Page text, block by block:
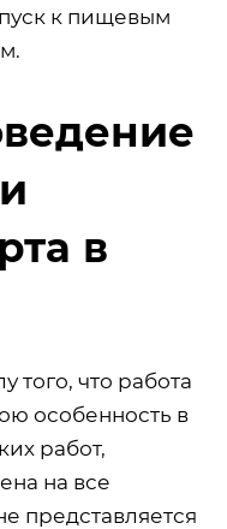
к пищевым
в
того, что работа
особенность в
работ,
на все
представляется